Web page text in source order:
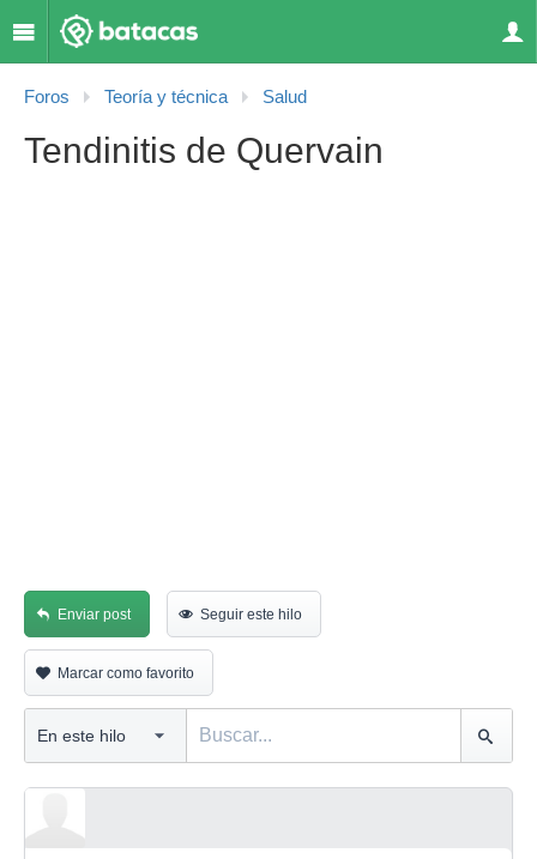
Foros Teoría y técnica Salud
Tendinitis de Quervain
Enviar post Seguir este hilo
Marcar como favorito